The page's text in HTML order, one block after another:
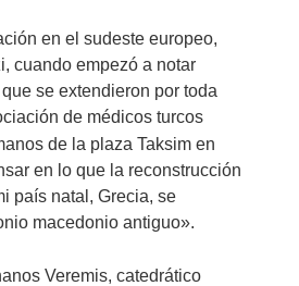
en el sudeste europeo,
cuando empezó a notar
se extendieron por toda
de médicos turcos
de la plaza Taksim en
en lo que la reconstrucción
país natal, Grecia, se
macedonio antiguo».
Veremis, catedrático